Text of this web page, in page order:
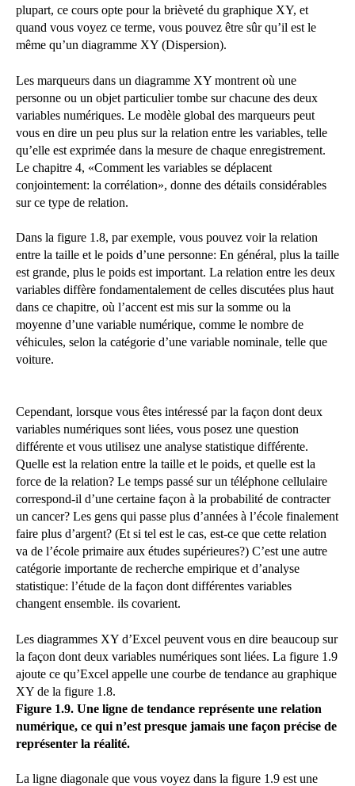
plupart, ce cours opte pour la brièveté du graphique XY, et
quand vous voyez ce terme, vous pouvez être sûr qu’il est le
même qu’un diagramme XY (Dispersion).
Les marqueurs dans un diagramme XY montrent où une
personne ou un objet particulier tombe sur chacune des deux
variables numériques. Le modèle global des marqueurs peut
vous en dire un peu plus sur la relation entre les variables, telle
qu’elle est exprimée dans la mesure de chaque enregistrement.
Le chapitre 4, «Comment les variables se déplacent
conjointement: la corrélation», donne des détails considérables
sur ce type de relation.
Dans la figure 1.8, par exemple, vous pouvez voir la relation
entre la taille et le poids d’une personne: En général, plus la taille
est grande, plus le poids est important. La relation entre les deux
variables diffère fondamentalement de celles discutées plus haut
dans ce chapitre, où l’accent est mis sur la somme ou la
moyenne d’une variable numérique, comme le nombre de
véhicules, selon la catégorie d’une variable nominale, telle que
voiture.
Cependant, lorsque vous êtes intéressé par la façon dont deux
variables numériques sont liées, vous posez une question
différente et vous utilisez une analyse statistique différente.
Quelle est la relation entre la taille et le poids, et quelle est la
force de la relation? Le temps passé sur un téléphone cellulaire
correspond-il d’une certaine façon à la probabilité de contracter
un cancer? Les gens qui passe plus d’années à l’école finalement
faire plus d’argent? (Et si tel est le cas, est-ce que cette relation
va de l’école primaire aux études supérieures?) C’est une autre
catégorie importante de recherche empirique et d’analyse
statistique: l’étude de la façon dont différentes variables
changent ensemble. ils covarient.
Les diagrammes XY d’Excel peuvent vous en dire beaucoup sur
la façon dont deux variables numériques sont liées. La figure 1.9
ajoute ce qu’Excel appelle une courbe de tendance au graphique
XY de la figure 1.8.
Figure 1.9. Une ligne de tendance représente une relation
numérique, ce qui n’est presque jamais une façon précise de
représenter la réalité.
La ligne diagonale que vous voyez dans la figure 1.9 est une